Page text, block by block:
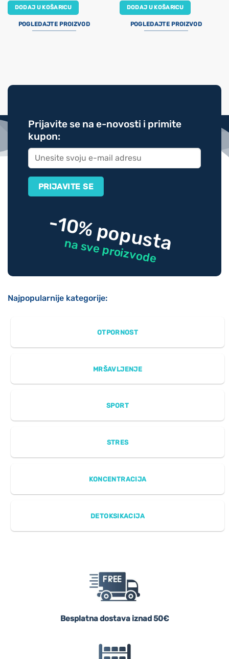
DODAJ U KOŠARICU
POGLEDAJTE PROIZVOD
DODAJ U KOŠARICU
POGLEDAJTE PROIZVOD
Prijavite se na e-novosti i primite
kupon:
-10% popusta
na sve proizvode
Najpopularnije kategorije:
OTPORNOST
MRŠAVLJENJE
SPORT
STRES
KONCENTRACIJA
DETOKSIKACIJA
Besplatna dostava iznad 50€